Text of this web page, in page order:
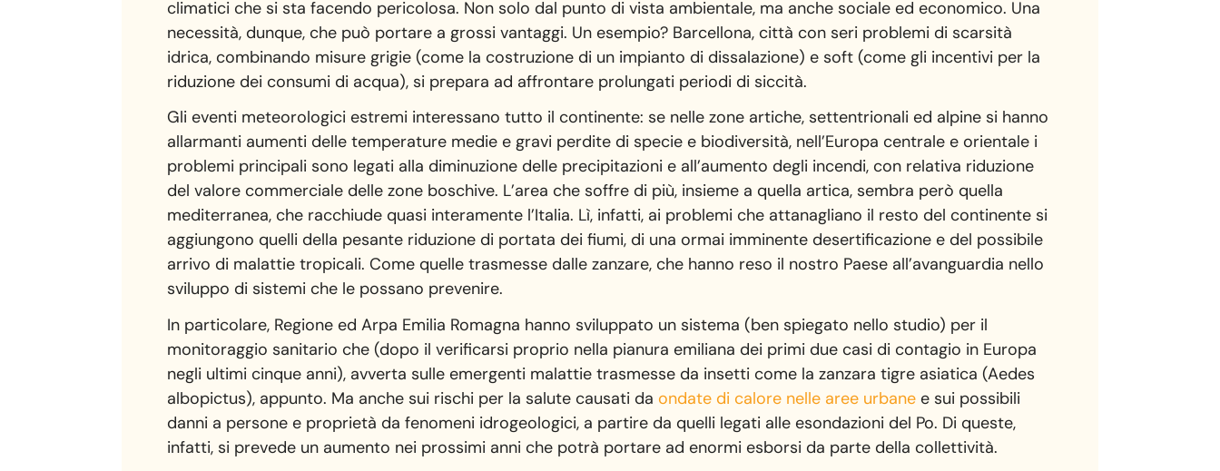
climatici che si sta facendo pericolosa. Non solo dal punto di vista ambientale, ma anche sociale ed economico. Una
necessità, dunque, che può portare a grossi vantaggi. Un esempio? Barcellona, città con seri problemi di scarsità
idrica, combinando misure grigie (come la costruzione di un impianto di dissalazione) e soft (come gli incentivi per la
riduzione dei consumi di acqua), si prepara ad affrontare prolungati periodi di siccità.
Gli eventi meteorologici estremi interessano tutto il continente: se nelle zone artiche, settentrionali ed alpine si hanno
allarmanti aumenti delle temperature medie e gravi perdite di specie e biodiversità, nell’Europa centrale e orientale i
problemi principali sono legati alla diminuzione delle precipitazioni e all’aumento degli incendi, con relativa riduzione
del valore commerciale delle zone boschive. L’area che soffre di più, insieme a quella artica, sembra però quella
mediterranea, che racchiude quasi interamente l’Italia. Lì, infatti, ai problemi che attanagliano il resto del continente si
aggiungono quelli della pesante riduzione di portata dei fiumi, di una ormai imminente desertificazione e del possibile
arrivo di malattie tropicali. Come quelle trasmesse dalle zanzare, che hanno reso il nostro Paese all’avanguardia nello
sviluppo di sistemi che le possano prevenire.
In particolare, Regione ed Arpa Emilia Romagna hanno sviluppato un sistema (ben spiegato nello studio) per il
monitoraggio sanitario che (dopo il verificarsi proprio nella pianura emiliana dei primi due casi di contagio in Europa
negli ultimi cinque anni), avverta sulle emergenti malattie trasmesse da insetti come la zanzara tigre asiatica (Aedes
albopictus), appunto. Ma anche sui rischi per la salute causati da ondate di calore nelle aree urbane e sui possibili
danni a persone e proprietà da fenomeni idrogeologici, a partire da quelli legati alle esondazioni del Po. Di queste,
infatti, si prevede un aumento nei prossimi anni che potrà portare ad enormi esborsi da parte della collettività.